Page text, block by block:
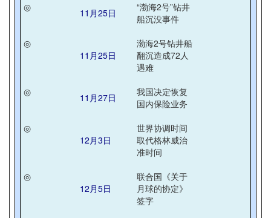
◎
11月25日
“渤海2号”钻井
船沉没事件
◎
11月25日
渤海2号钻井船
翻沉造成72人
遇难
◎
11月27日
我国决定恢复
国内保险业务
◎
12月3日
世界协调时间
取代格林威治
准时间
◎
12月5日
联合国《关于
月球的协定》
签字